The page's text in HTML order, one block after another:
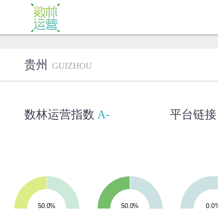
贵州 GUIZHOU
数林运营指数 A- 平台链
50.0% 50.0%